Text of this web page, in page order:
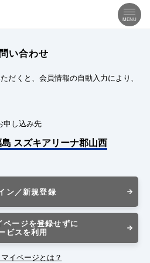
MENU
い合わせ
だくと、会員情報の自動入力により、
申し込み先
スズキアリーナ郡山西
ン／新規登録
ページを登録せずに
ビスを利用
イページとは？